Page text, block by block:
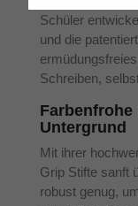
Schüler
und die
Schreiben,
Untergrund
Mit ihrer
Grip Stifte sanft
robust genug,